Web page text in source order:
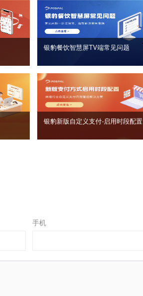
银豹餐饮智慧屏TV端常见问题
银豹新版自定义支付‑启用时段配置
手机